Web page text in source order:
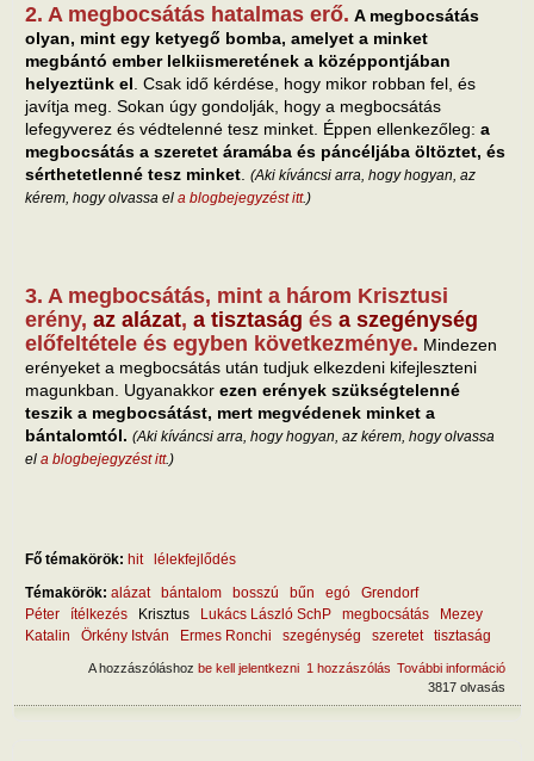
2. A megbocsátás hatalmas erő. A megbocsátás
olyan, mint egy ketyegő bomba, amelyet a minket
megbántó ember lelkiismeretének a középpontjában
helyeztünk el . Csak idő kérdése, hogy mikor robban fel, és
javítja meg. Sokan úgy gondolják, hogy a megbocsátás
lefegyverez és védtelenné tesz minket. Éppen ellenkezőleg: a
megbocsátás a szeretet áramába és páncéljába öltöztet, és
sérthetetlenné tesz minket (Aki kíváncsi arra, hogy hogyan, az
kérem, hogy olvassa el a blogbejegyzést itt.)
3. A megbocsátás, mint a három Krisztusi
erény, az alázat, a tisztaság és a szegénység
előfeltétele és egyben következménye. Mindezen
erényeket a megbocsátás után tudjuk elkezdeni kifejleszteni
magunkban. Ugyanakkor ezen erények szükségtelenné
teszik a megbocsátást, mert megvédenek minket a
bántalomtól. (Aki kíváncsi arra, hogy hogyan, az kérem, hogy olvassa
el a blogbejegyzést itt.)
Fő témakörök: hit
lélekfejlődés
Témakörök: alázat bántalom bosszú bűn egó
Grendorf
Péter
ítélkezés Krisztus Lukács László SchP megbocsátás
Mezey
Katalin
Örkény István Ermes Ronchi szegénység szeretet tisztaság
További információ
1 hozzászólás
A hozzászóláshoz be kell jelentkezni
3817 olvasás